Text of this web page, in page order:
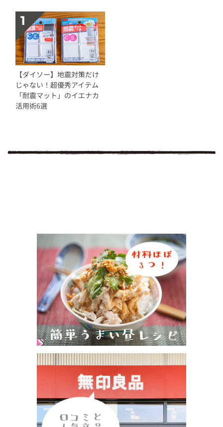
【ダイソー】地震対策だけ
じゃない！超優秀アイテム
「耐震マット」のイエナカ
活用術6選